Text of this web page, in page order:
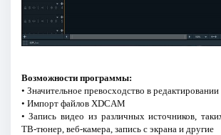
Возможности программы:
• Значительное превосходство в редактировании
• Импорт файлов XDCAM
• Запись видео из различных источников,
ТВ-тюнер, веб-камера, запись с экрана и другие